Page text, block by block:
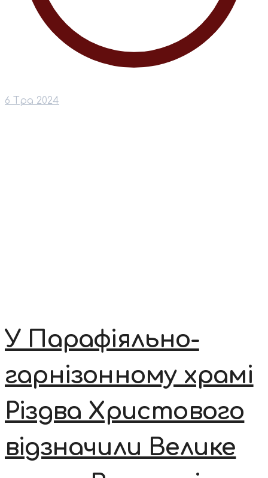
6 Тра 2024
У Парафіяльно-
гарнізонному храмі
Різдва Христового
відзначили Велике